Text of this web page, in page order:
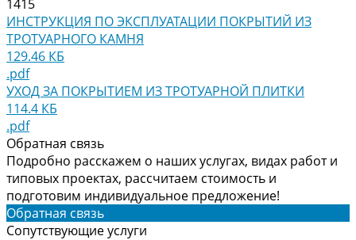
1415
ИНСТРУКЦИЯ ПО ЭКСПЛУАТАЦИИ ПОКРЫТИЙ ИЗ
ТРОТУАРНОГО КАМНЯ
129.46 КБ
.pdf
УХОД ЗА ПОКРЫТИЕМ ИЗ ТРОТУАРНОЙ ПЛИТКИ
114.4 КБ
.pdf
Обратная связь
Подробно расскажем о наших услугах, видах работ и
типовых проектах, рассчитаем стоимость и
подготовим индивидуальное предложение!
Обратная связь
Сопутствующие услуги